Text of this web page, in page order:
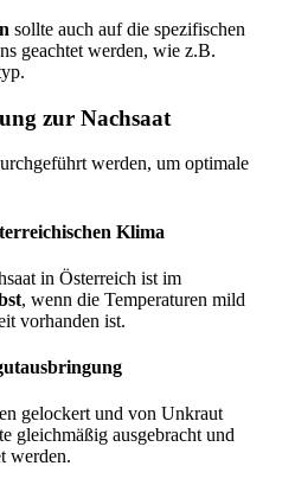
sollte auch auf die spezifischen
geachtet werden, wie z.B.
zur Nachsaat
werden, um optimale
Klima
in Österreich ist im
, wenn die Temperaturen mild
vorhanden ist.
gelockert und von Unkraut
gleichmäßig ausgebracht und
werden.